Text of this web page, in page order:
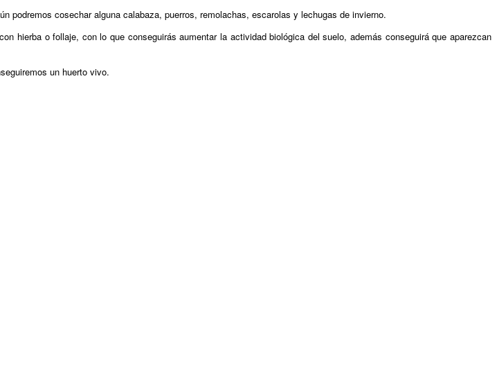
cosechar alguna calabaza, puerros, remolachas, escarolas y lechugas de invierno.
hierba o follaje, con lo que conseguirás aumentar la actividad biológica del suelo, además conseguirá que aparezcan
un huerto vivo.